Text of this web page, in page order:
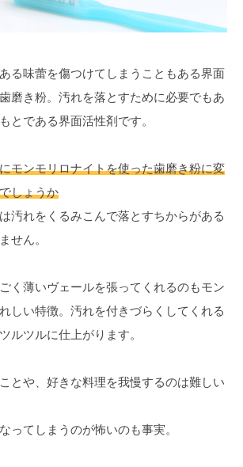
る味蕾を傷つけてしまうこともある界面
磨き粉。汚れを落とすために必要でもあ
とである界面活性剤です。
モンモリロナイトを使った歯磨き粉に変
しょうか
汚れをくるみこんで落とすちからがある
せん。
く薄いヴェールを張ってくれるのもモン
しい特徴。汚れを付きづらくしてくれる
ルツルに仕上がります。
とや、好きな料理を我慢するのは難しい
ってしまうのが怖いのも事実。